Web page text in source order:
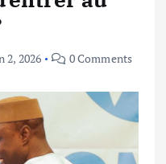
2, 2026 0 Comments